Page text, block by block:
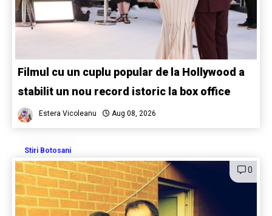
Filmul cu un cuplu popular de la Hollywood a
stabilit un nou record istoric la box office
Estera Vicoleanu Aug 08, 2026
Stiri Botosani
0